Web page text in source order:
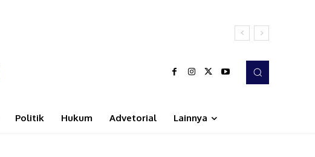
Politik Hukum Advetorial Lainnya